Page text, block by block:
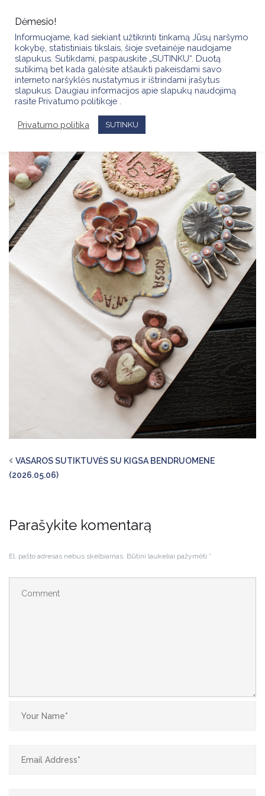
content
VASAROS SUTIKTUVĖS SU KIGSA BENDRUOMENE
(2026.05.06)
Parašykite komentarą
El. pašto adresas nebus skelbiamas. Būtini laukeliai pažymėti *
Dėmesio!
Informuojame, kad siekiant užtikrinti tinkamą Jūsų naršymo
kokybę, statistiniais tikslais, šioje svetainėje naudojame
slapukus. Sutikdami, paspauskite „SUTINKU“. Duotą
sutikimą bet kada galėsite atšaukti pakeisdami savo
interneto naršyklės nustatymus ir ištrindami įrašytus
slapukus. Daugiau informacijos apie slapukų naudojimą
rasite Privatumo politikoje .
Privatumo politika SUTINKU